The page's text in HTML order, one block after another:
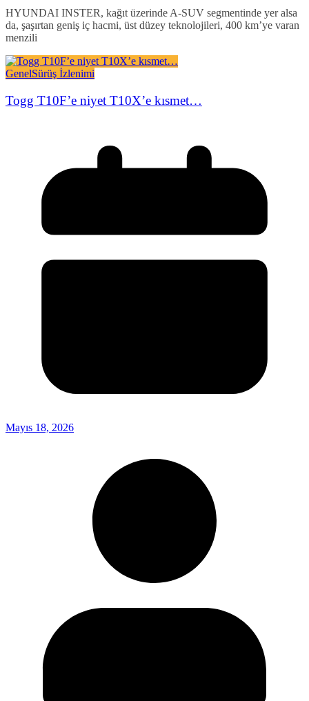
HYUNDAI INSTER, kağıt üzerinde A-SUV segmentinde yer alsa
da, şaşırtan geniş iç hacmi, üst düzey teknolojileri, 400 km’ye varan
menzili
GenelSürüş İzlenimi
Togg T10F’e niyet T10X’e kısmet…
Mayıs 18, 2026